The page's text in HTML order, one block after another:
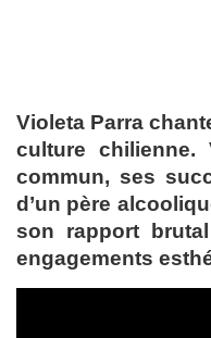
Violeta Parra
culture chilienne.
commun, ses
d’un père
son rapport
engagements